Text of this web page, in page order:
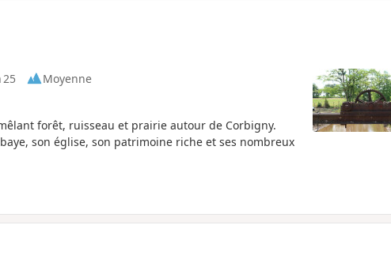
25
Moyenne
forêt, ruisseau et prairie autour de Corbigny.
son église, son patrimoine riche et ses nombreux